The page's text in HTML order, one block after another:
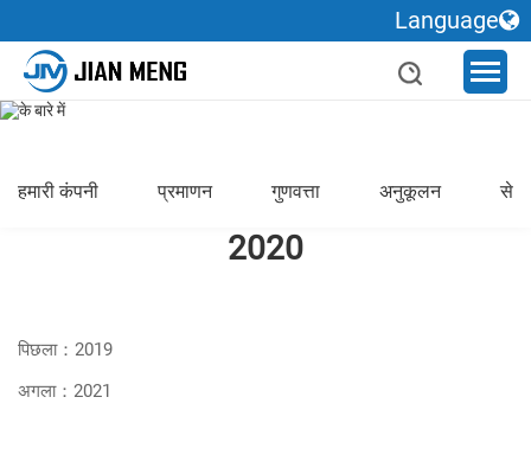
हमारी कंपनी प्रमाणन गुणवत्ता अनुकूलन सेवा
2020
पिछला：2019
अगला：2021
Language